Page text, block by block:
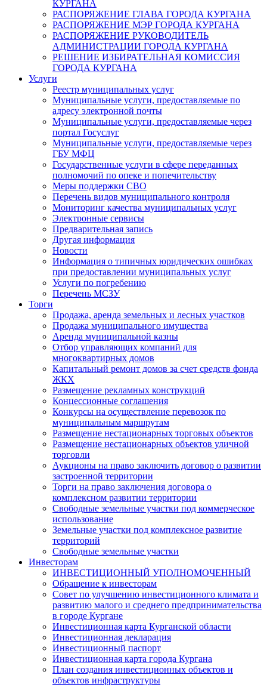
КУРГАНА
РАСПОРЯЖЕНИЕ ГЛАВА ГОРОДА КУРГАНА
РАСПОРЯЖЕНИЕ МЭР ГОРОДА КУРГАНА
РАСПОРЯЖЕНИЕ РУКОВОДИТЕЛЬ
АДМИНИСТРАЦИИ ГОРОДА КУРГАНА
РЕШЕНИЕ ИЗБИРАТЕЛЬНАЯ КОМИССИЯ
ГОРОДА КУРГАНА
Услуги
Реестр муниципальных услуг
Муниципальные услуги, предоставляемые по
адресу электронной почты
Муниципальные услуги, предоставляемые через
портал Госуслуг
Муниципальные услуги, предоставляемые через
ГБУ МФЦ
Государственные услуги в сфере переданных
полномочий по опеке и попечительству
Меры поддержки СВО
Перечень видов муниципального контроля
Мониторинг качества муниципальных услуг
Электронные сервисы
Предварительная запись
Другая информация
Новости
Информация о типичных юридических ошибках
при предоставлении муниципальных услуг
Услуги по погребению
Перечень МСЗУ
Торги
Продажа, аренда земельных и лесных участков
Продажа муниципального имущества
Аренда муниципальной казны
Отбор управляющих компаний для
многоквартирных домов
Капитальный ремонт домов за счет средств фонда
ЖКХ
Размещение рекламных конструкций
Концессионные соглашения
Конкурсы на осуществление перевозок по
муниципальным маршрутам
Размещение нестационарных торговых объектов
Размещение нестационарных объектов уличной
торговли
Аукционы на право заключить договор о развитии
застроенной территории
Торги на право заключения договора о
комплексном развитии территории
Свободные земельные участки под коммерческое
использование
Земельные участки под комплексное развитие
территорий
Свободные земельные участки
Инвесторам
ИНВЕСТИЦИОННЫЙ УПОЛНОМОЧЕННЫЙ
Обращение к инвесторам
Совет по улучшению инвестиционного климата и
развитию малого и среднего предпринимательства
в городе Кургане
Инвестиционная карта Курганской области
Инвестиционная декларация
Инвестиционный паспорт
Инвестиционная карта города Кургана
План создания инвестиционных объектов и
объектов инфраструктуры